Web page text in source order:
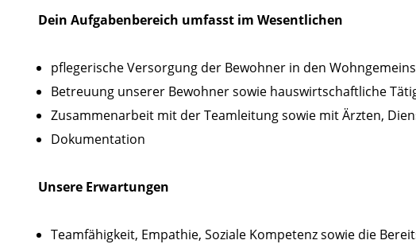
Dein Aufgabenbereich umfasst im Wesentlichen
pflegerische Versorgung der Bewohner in den
Betreuung unserer Bewohner sowie hauswirtschaftliche
Zusammenarbeit mit der Teamleitung sowie mit Ärzten,
Dokumentation
Unsere Erwartungen
Teamfähigkeit, Empathie, Soziale Kompetenz sowie die